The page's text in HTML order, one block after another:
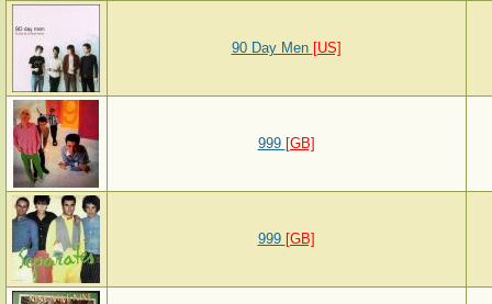
90 Day Men [US]
999 [GB]
999 [GB]